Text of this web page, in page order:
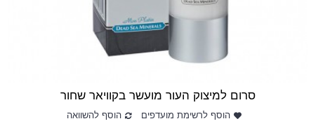
סרום למיצוק העור מועשר בקוויאר שחור
הוסף לרשימת מועדפים הוסף להשוואה